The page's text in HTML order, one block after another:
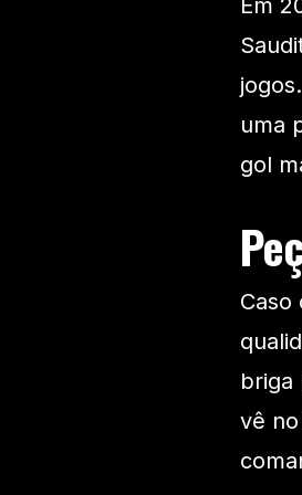
Em
uma
gol
Caso
briga
vê